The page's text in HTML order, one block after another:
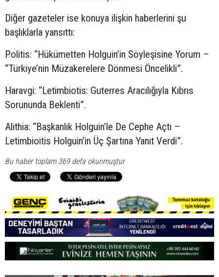
Diğer gazeteler ise konuya ilişkin haberlerini şu
başlıklarla yansıttı:
Politis: “Hükümetten Holguin’in Söyleşisine Yorum –
“Türkiye’nin Müzakerelere Dönmesi Öncelikli”.
Haravgi: “Letimbiotis: Guterres Aracılığıyla Kıbrıs
Sorununda Beklenti”.
Alithia: “Başkanlık Holguin’le De Cephe Açtı –
Letimbioitis Holguin’in Üç Şartına Yanıt Verdi”.
Bu haber toplam 369 defa okunmuştur